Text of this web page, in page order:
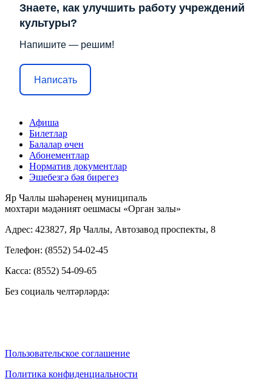
Знаете, как улучшить работу учреждений
культуры?
Напишите — решим!
Написать
Афиша
Билетлар
Балалар өчен
Абонементлар
Норматив документлар
Эшебезгә бәя бирегез
Яр Чаллы шәһәренең муниципаль
мохтари мәдәният оешмасы «Орган залы»
Адрес: 423827, Яр Чаллы, Автозавод проспекты, 8
Телефон: (8552) 54-02-45
Касса: (8552) 54-09-65
Без социаль челтәрләрдә:
Пользовательское соглашение
Политика конфиденциальности